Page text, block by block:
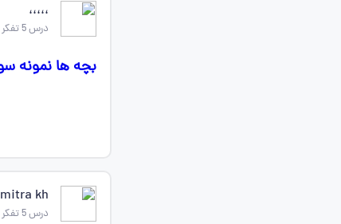
،،،،،
درس 5 تفکر و سواد رسانه ای
بچه ها نمونه
mitra kh
درس 5 تفکر و سواد رسانه ای